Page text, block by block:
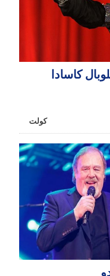
کاسادا
کولت